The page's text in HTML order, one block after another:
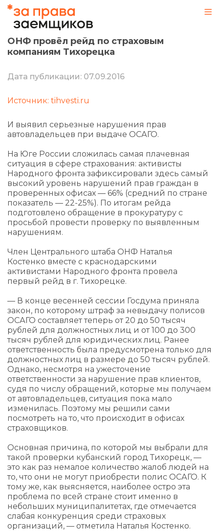
ОНФ провёл рейд по страховым
компаниям Тихорецка
Дата публикации: 07.09.2016
Источник: tihvesti.ru
И выявил серьезные нарушения прав
автовладельцев при выдаче ОСАГО.
На Юге России сложилась самая плачевная
ситуация в сфере страхования: активисты
Народного фронта зафиксировали здесь самый
высокий уровень нарушений прав граждан в
проверенных офисах — 66% (средний по стране
показатель — 22-25%). По итогам рейда
подготовлено обращение в прокуратуру с
просьбой провести проверку по выявленным
нарушениям.
Член Центрального штаба ОНФ Наталья
Костенко вместе с краснодарскими
активистами Народного фронта провела
первый рейд в г. Тихорецке.
— В конце весенней сессии Госдума приняла
закон, по которому штраф за невыдачу полисов
ОСАГО составляет теперь от 20 до 50 тысяч
рублей для должностных лиц и от 100 до 300
тысяч рублей для юридических лиц. Ранее
ответственность была предусмотрена только для
должностных лиц в размере до 50 тысяч рублей.
Однако, несмотря на ужесточение
ответственности за нарушение прав клиентов,
судя по числу обращений, которые мы получаем
от автовладельцев, ситуация пока мало
изменилась. Поэтому мы решили сами
посмотреть на то, что происходит в офисах
страховщиков.
Основная причина, по которой мы выбрали для
такой проверки кубанский город Тихорецк, —
это как раз немалое количество жалоб людей на
то, что они не могут приобрести полис ОСАГО. К
тому же, как выясняется, наиболее остро эта
проблема по всей стране стоит именно в
небольших муниципалитетах, где отмечается
слабая конкуренция среди страховых
организаций, — отметила Наталья Костенко.